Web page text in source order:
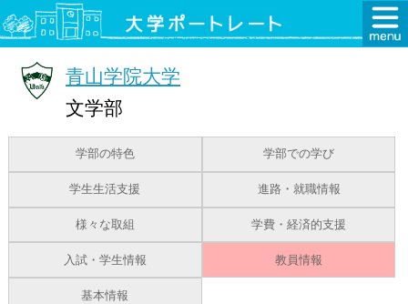
青山学院大学
文学部
学部の特色 学部での学び
学生生活支援 進路・就職情報
様々な取組 学費・経済的支援
入試・学生情報 教員情報
基本情報